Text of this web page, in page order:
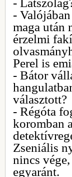
-
-
maga után
érzelmi
Perel is
- Bátor
választott?
- Régóta
koromban
Zseniális
nincs
egyaránt.